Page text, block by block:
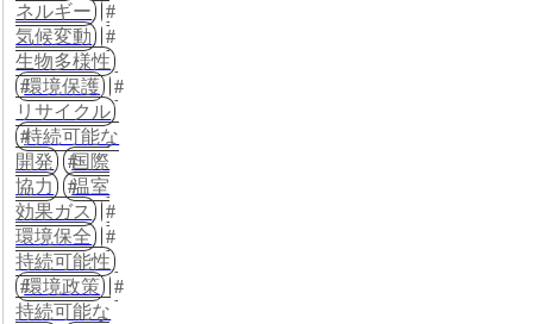
ネルギー
気候変動
生物多様性
環境保護
リサイクル
持続可能な
開発
国際
協力
温室
効果ガス
環境保全
持続可能性
環境政策
持続可能な